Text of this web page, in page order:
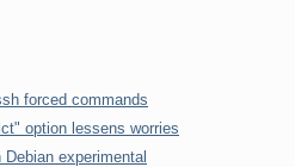
forced commands
option lessens worries
experimental